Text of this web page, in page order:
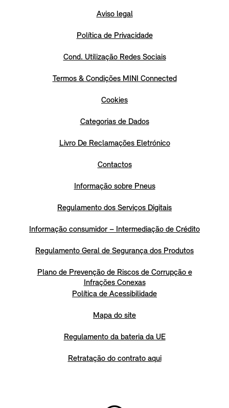
Aviso legal
Política de Privacidade
Cond. Utilização Redes Sociais
Termos & Condições MINI Connected
Cookies
Categorias de Dados
Livro De Reclamações Eletrónico
Contactos
Informação sobre Pneus
Regulamento dos Serviços Digitais
Informação consumidor – Intermediação de Crédito
Regulamento Geral de Segurança dos Produtos
Plano de Prevenção de Riscos de Corrupção e
Infrações Conexas
Política de Acessibilidade
Mapa do site
Regulamento da bateria da UE
Retratação do contrato aqui